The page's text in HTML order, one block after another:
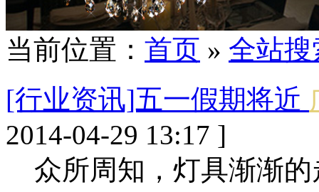
当前位置： 首页 » 全站搜
[行业资讯]五一假期将近
2014-04-29 13:17 ]
众所周知，灯具渐渐